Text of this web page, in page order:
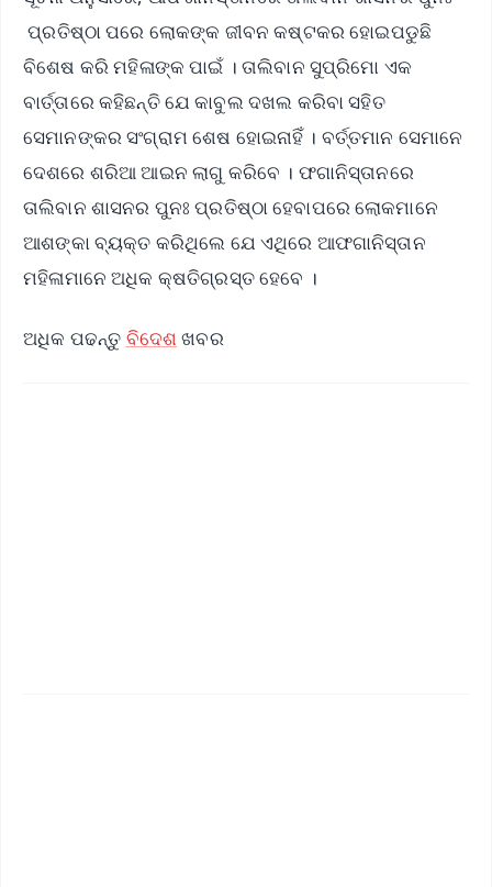
ପ୍ରତିଷ୍ଠା ପରେ ଲୋକଙ୍କ ଜୀବନ କଷ୍ଟକର ହୋଇପଡୁଛି
ବିଶେଷ କରି ମହିଳାଙ୍କ ପାଇଁ । ତାଲିବାନ ସୁପ୍ରିମୋ ଏକ
ବାର୍ତ୍ତାରେ କହିଛନ୍ତି ଯେ କାବୁଲ ଦଖଲ କରିବା ସହିତ
ସେମାନଙ୍କର ସଂଗ୍ରାମ ଶେଷ ହୋଇନାହିଁ । ବର୍ତ୍ତମାନ ସେମାନେ
ଦେଶରେ ଶରିଆ ଆଇନ ଲାଗୁ କରିବେ । ଫଗାନିସ୍ତାନରେ
ତାଲିବାନ ଶାସନର ପୁନଃ ପ୍ରତିଷ୍ଠା ହେବାପରେ ଲୋକମାନେ
ଆଶଙ୍କା ବ୍ୟକ୍ତ କରିଥିଲେ ଯେ ଏଥିରେ ଆଫଗାନିସ୍ତାନ
ମହିଳାମାନେ ଅଧିକ କ୍ଷତିଗ୍ରସ୍ତ ହେବେ ।
ଅଧିକ ପଢନ୍ତୁ ବିଦେଶ ଖବର